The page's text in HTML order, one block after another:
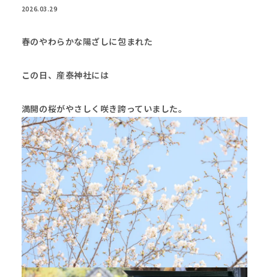
2026.03.29
春のやわらかな陽ざしに包まれた
この日、産泰神社には
満開の桜がやさしく咲き誇っていました。